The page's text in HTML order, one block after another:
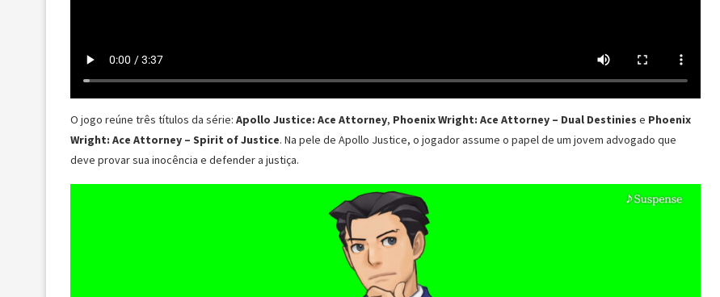
O jogo reúne três títulos da série: Apollo Justice: Ace Attorney, Phoenix Wright: Ace Attorney – Dual Destinies e Phoenix
Wright: Ace Attorney – Spirit of Justice. Na pele de Apollo Justice, o jogador assume o papel de um jovem advogado que
deve provar sua inocência e defender a justiça.